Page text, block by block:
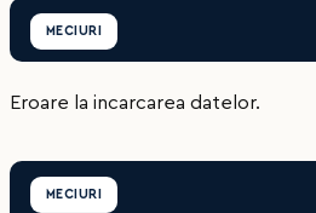
MECIURI
Eroare la incarcarea datelor.
MECIURI